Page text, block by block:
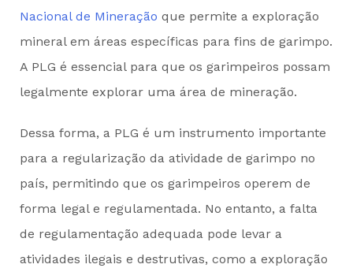
Nacional de Mineração que permite a exploração
mineral em áreas específicas para fins de garimpo.
A PLG é essencial para que os garimpeiros possam
legalmente explorar uma área de mineração.
Dessa forma, a PLG é um instrumento importante
para a regularização da atividade de garimpo no
país, permitindo que os garimpeiros operem de
forma legal e regulamentada. No entanto, a falta
de regulamentação adequada pode levar a
atividades ilegais e destrutivas, como a exploração